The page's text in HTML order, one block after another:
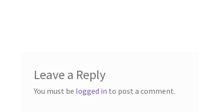
Leave a Reply
You must be logged in to post a comment.